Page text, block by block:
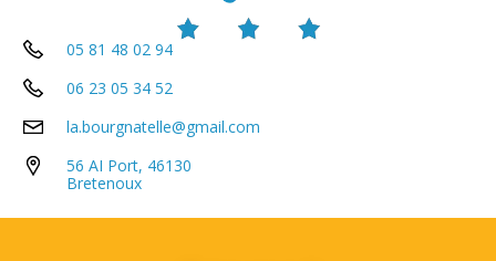
05 81 48 02 94
06 23 05 34 52
la.bourgnatelle@gmail.com
56 AI Port, 46130
Bretenoux